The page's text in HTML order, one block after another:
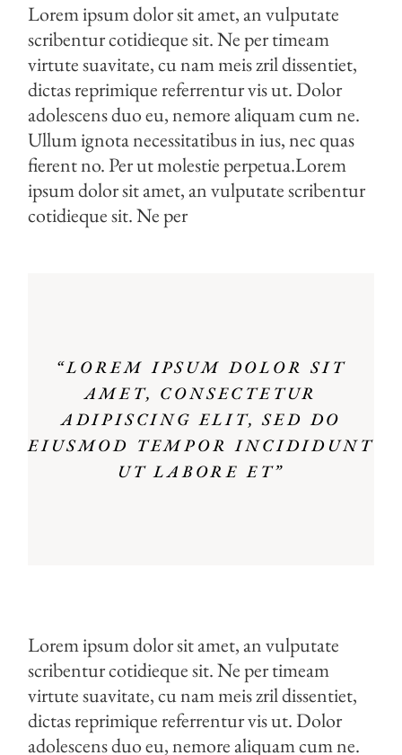
Lorem ipsum dolor sit amet, an vulputate
scribentur cotidieque sit. Ne per timeam
virtute suavitate, cu nam meis zril dissentiet,
dictas reprimique referrentur vis ut. Dolor
adolescens duo eu, nemore aliquam cum ne.
Ullum ignota necessitatibus in ius, nec quas
fierent no. Per ut molestie perpetua.Lorem
ipsum dolor sit amet, an vulputate scribentur
cotidieque sit. Ne per
“LOREM IPSUM DOLOR SIT
AMET, CONSECTETUR
ADIPISCING ELIT, SED DO
EIUSMOD TEMPOR INCIDIDUNT
UT LABORE ET”
Lorem ipsum dolor sit amet, an vulputate
scribentur cotidieque sit. Ne per timeam
virtute suavitate, cu nam meis zril dissentiet,
dictas reprimique referrentur vis ut. Dolor
adolescens duo eu, nemore aliquam cum ne.